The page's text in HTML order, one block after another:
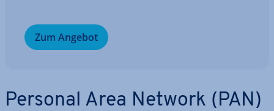
Zum Angebot
Personal Area Network (PAN)